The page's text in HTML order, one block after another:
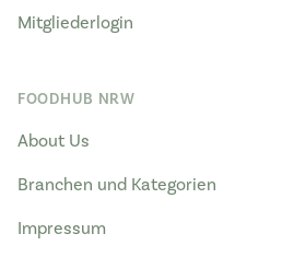
Mitgliederlogin
FOODHUB NRW
About Us
Branchen und Kategorien
Impressum